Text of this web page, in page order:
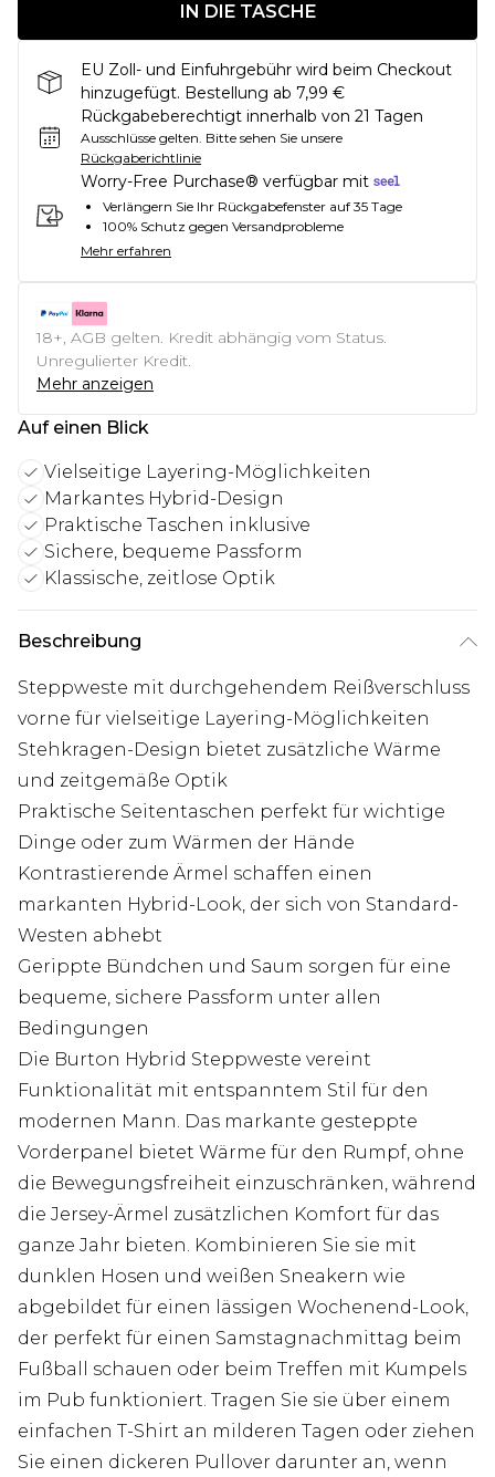
IN DIE TASCHE
EU Zoll- und Einfuhrgebühr wird beim Checkout
hinzugefügt. Bestellung ab 7,99 €
Rückgabeberechtigt innerhalb von 21 Tagen
Ausschlüsse gelten. Bitte sehen Sie unsere
Rückgaberichtlinie
Worry-Free Purchase® verfügbar mit
Verlängern Sie Ihr Rückgabefenster auf 35 Tage
100% Schutz gegen Versandprobleme
Mehr erfahren
18+, AGB gelten. Kredit abhängig vom Status.
Unregulierter Kredit.
Mehr anzeigen
Auf einen Blick
Vielseitige Layering-Möglichkeiten
Markantes Hybrid-Design
Praktische Taschen inklusive
Sichere, bequeme Passform
Klassische, zeitlose Optik
Beschreibung
Steppweste mit durchgehendem Reißverschluss
vorne für vielseitige Layering-Möglichkeiten
Stehkragen-Design bietet zusätzliche Wärme
und zeitgemäße Optik
Praktische Seitentaschen perfekt für wichtige
Dinge oder zum Wärmen der Hände
Kontrastierende Ärmel schaffen einen
markanten Hybrid-Look, der sich von Standard-
Westen abhebt
Gerippte Bündchen und Saum sorgen für eine
bequeme, sichere Passform unter allen
Bedingungen
Die Burton Hybrid Steppweste vereint
Funktionalität mit entspanntem Stil für den
modernen Mann. Das markante gesteppte
Vorderpanel bietet Wärme für den Rumpf, ohne
die Bewegungsfreiheit einzuschränken, während
die Jersey-Ärmel zusätzlichen Komfort für das
ganze Jahr bieten. Kombinieren Sie sie mit
dunklen Hosen und weißen Sneakern wie
abgebildet für einen lässigen Wochenend-Look,
der perfekt für einen Samstagnachmittag beim
Fußball schauen oder beim Treffen mit Kumpels
im Pub funktioniert. Tragen Sie sie über einem
einfachen T-Shirt an milderen Tagen oder ziehen
Sie einen dickeren Pullover darunter an, wenn